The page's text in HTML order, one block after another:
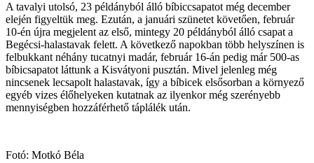
A tavalyi utolsó, 23 példányból álló bíbiccsapatot még december
elején figyeltük meg. Ezután, a januári szünetet követően, február
10-én újra megjelent az első, mintegy 20 példányból álló csapat a
Begécsi-halastavak felett. A következő napokban több helyszínen is
felbukkant néhány tucatnyi madár, február 16-án pedig már 500-as
bíbicsapatot láttunk a Kisvátyoni pusztán. Mivel jelenleg még
nincsenek lecsapolt halastavak, így a bíbicek elsősorban a környező
egyéb vizes élőhelyeken kutatnak az ilyenkor még szerényebb
mennyiségben hozzáférhető táplálék után.
Fotó: Motkó Béla